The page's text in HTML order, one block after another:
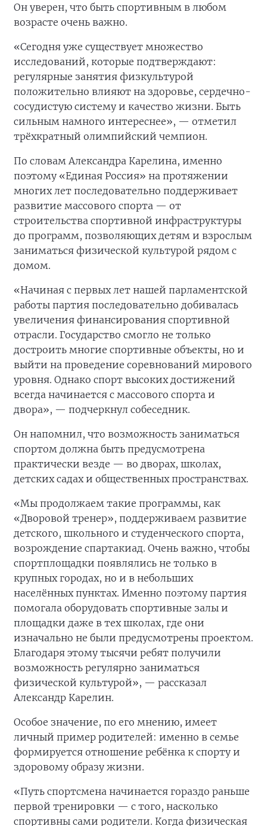
Он уверен, что быть спортивным в любом
возрасте очень важно.
«Сегодня уже существует множество
исследований, которые подтверждают:
регулярные занятия физкультурой
положительно влияют на здоровье, сердечно-
сосудистую систему и качество жизни. Быть
сильным намного интереснее», — отметил
трёхкратный олимпийский чемпион.
По словам Александра Карелина, именно
поэтому «Единая Россия» на протяжении
многих лет последовательно поддерживает
развитие массового спорта — от
строительства спортивной инфраструктуры
до программ, позволяющих детям и взрослым
заниматься физической культурой рядом с
домом.
«Начиная с первых лет нашей парламентской
работы партия последовательно добивалась
увеличения финансирования спортивной
отрасли. Государство смогло не только
достроить многие спортивные объекты, но и
выйти на проведение соревнований мирового
уровня. Однако спорт высоких достижений
всегда начинается с массового спорта и
двора», — подчеркнул собеседник.
Он напомнил, что возможность заниматься
спортом должна быть предусмотрена
практически везде — во дворах, школах,
детских садах и общественных пространствах.
«Мы продолжаем такие программы, как
«Дворовой тренер», поддерживаем развитие
детского, школьного и студенческого спорта,
возрождение спартакиад. Очень важно, чтобы
спортплощадки появлялись не только в
крупных городах, но и в небольших
населённых пунктах. Именно поэтому партия
помогала оборудовать спортивные залы и
площадки даже в тех школах, где они
изначально не были предусмотрены проектом.
Благодаря этому тысячи ребят получили
возможность регулярно заниматься
физической культурой», — рассказал
Александр Карелин.
Особое значение, по его мнению, имеет
личный пример родителей: именно в семье
формируется отношение ребёнка к спорту и
здоровому образу жизни.
«Путь спортсмена начинается гораздо раньше
первой тренировки — с того, насколько
спортивны сами родители. Когда физическая